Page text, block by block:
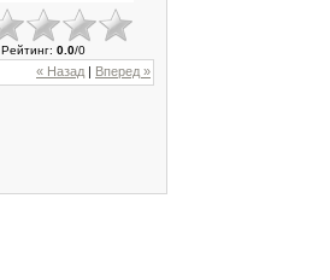
Рейтинг: 0.0/0
« Назад Вперед »